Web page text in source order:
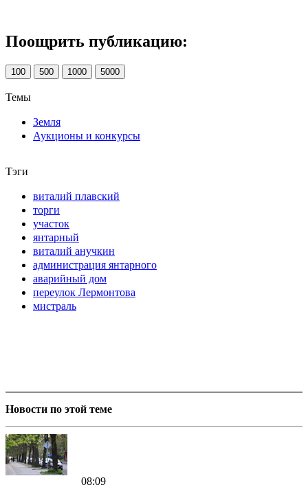
Поощрить публикацию:
100 500 1000 5000
Темы
Земля
Аукционы и конкурсы
Тэги
виталий плавский
торги
участок
янтарный
виталий анучкин
администрация янтарного
аварийный дом
переулок Лермонтова
мистраль
Новости по этой теме
08:09